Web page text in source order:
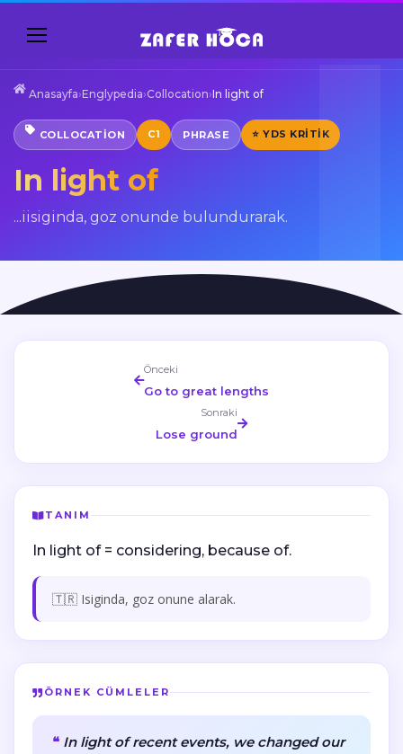
Anasayfa›Englypedia›Collocation›In light of
COLLOCATION C1 PHRASE ⭐ YDS KRITIK
In light of
...iisiginda, goz onunde bulundurarak.
Önceki
Go to great lengths
Sonraki
Lose ground
TANIM
In light of = considering, because of.
🇹🇷 Isiginda, goz onune alarak.
ÖRNEK CÜMLELER
In light of recent events, we changed our